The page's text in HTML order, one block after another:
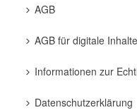
AGB
AGB für digitale Inhalte
Informationen zur
Datenschutzerklärung